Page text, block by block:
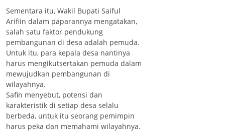
Sementara itu, Wakil Bupati Saiful
Arifiin dalam paparannya mengatakan,
salah satu faktor pendukung
pembangunan di desa adalah pemuda.
Untuk itu, para kepala desa nantinya
harus mengikutsertakan pemuda dalam
mewujudkan pembangunan di
wilayahnya.
Safin menyebut, potensi dan
karakteristik di setiap desa selalu
berbeda, untuk itu seorang pemimpin
harus peka dan memahami wilayahnya.